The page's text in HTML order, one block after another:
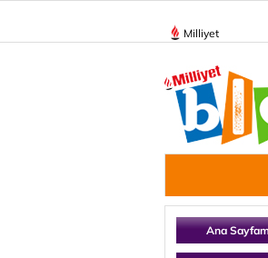
Milliyet
Ana Sayfam